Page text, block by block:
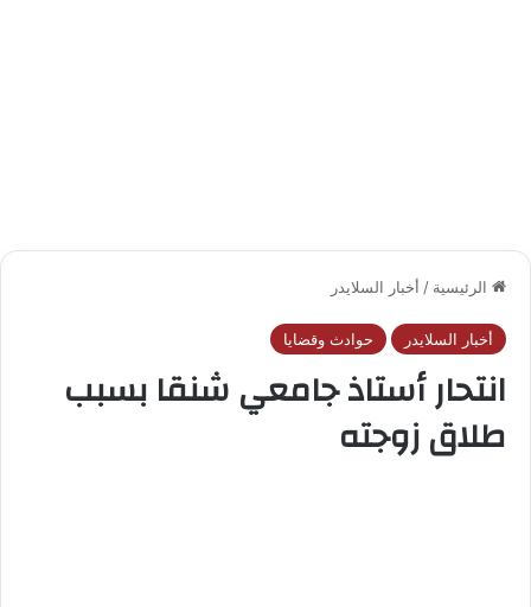
الرئيسية / أخبار السلايدر
أخبار السلايدر حوادث وقضايا
انتحار أستاذ جامعي شنقا بسبب
طلاق زوجته